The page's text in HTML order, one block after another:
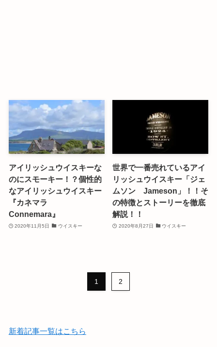
アイリッシュウイスキーな
のにスモーキー！？個性的
なアイリッシュウイスキー
『カネマラ
Connemara』
2020年11月5日 ウイスキー
世界で一番売れているアイ
リッシュウイスキー「ジェ
ムソン Jameson」！！そ
の特徴とストーリーを徹底
解説！！
2020年8月27日 ウイスキー
1 2
新着記事一覧はこちら